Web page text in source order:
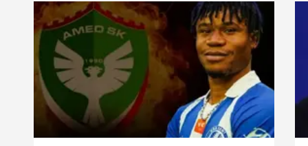
arasında